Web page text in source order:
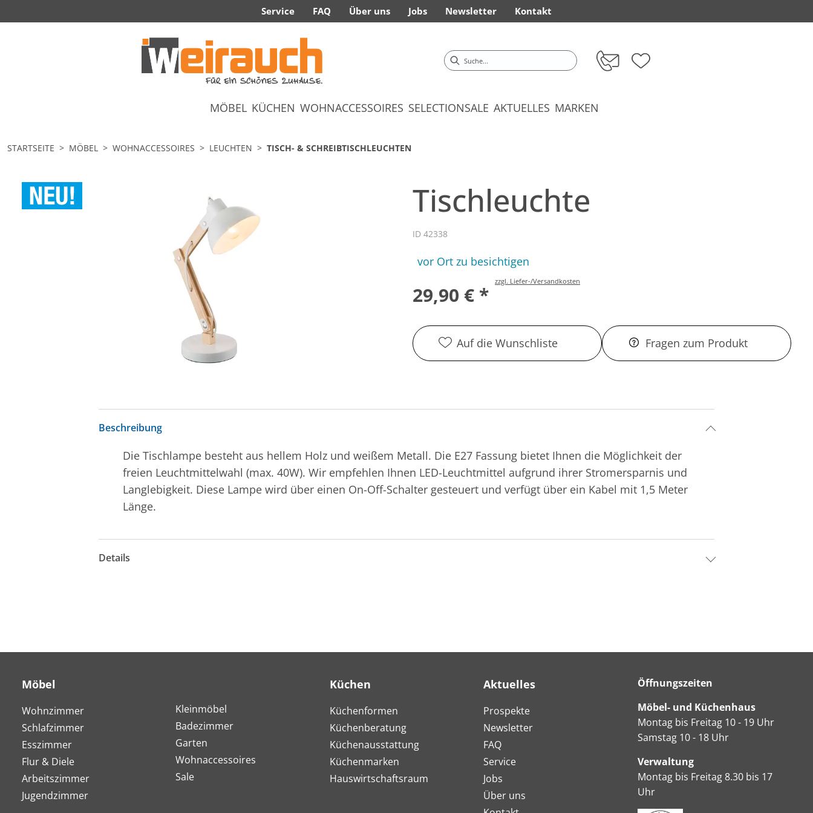
Service FAQ Über uns Jobs Newsletter Kontakt
MÖBEL KÜCHEN WOHNACCESSOIRES SELECTIONSALE AKTUELLES MARKEN
STARTSEITE MÖBEL WOHNACCESSOIRES LEUCHTEN TISCH- & SCHREIBTISCHLEUCHTEN
Tischleuchte
ID 42338
vor Ort zu besichtigen
29,90 € *
zzgl. Liefer-/Versandkosten
Auf die Wunschliste Fragen zum Produkt
Beschreibung
Die Tischlampe besteht aus hellem Holz und weißem Metall. Die E27 Fassung bietet Ihnen die Möglichkeit der
freien Leuchtmittelwahl (max. 40W). Wir empfehlen Ihnen LED-Leuchtmittel aufgrund ihrer Stromersparnis und
Langlebigkeit. Diese Lampe wird über einen On-Off-Schalter gesteuert und verfügt über ein Kabel mit 1,5 Meter
Länge.
Details
Möbel
Wohnzimmer
Schlafzimmer
Esszimmer
Flur & Diele
Arbeitszimmer
Jugendzimmer
Kleinmöbel
Badezimmer
Garten
Wohnaccessoires
Sale
Küchen
Küchenformen
Küchenberatung
Küchenausstattung
Küchenmarken
Hauswirtschaftsraum
Aktuelles
Prospekte
Newsletter
FAQ
Service
Jobs
Über uns
Öffnungszeiten
Möbel- und Küchenhaus
Montag bis Freitag 10 - 19 Uhr
Samstag 10 - 18 Uhr
Verwaltung
Montag bis Freitag 8.30 bis 17
Uhr